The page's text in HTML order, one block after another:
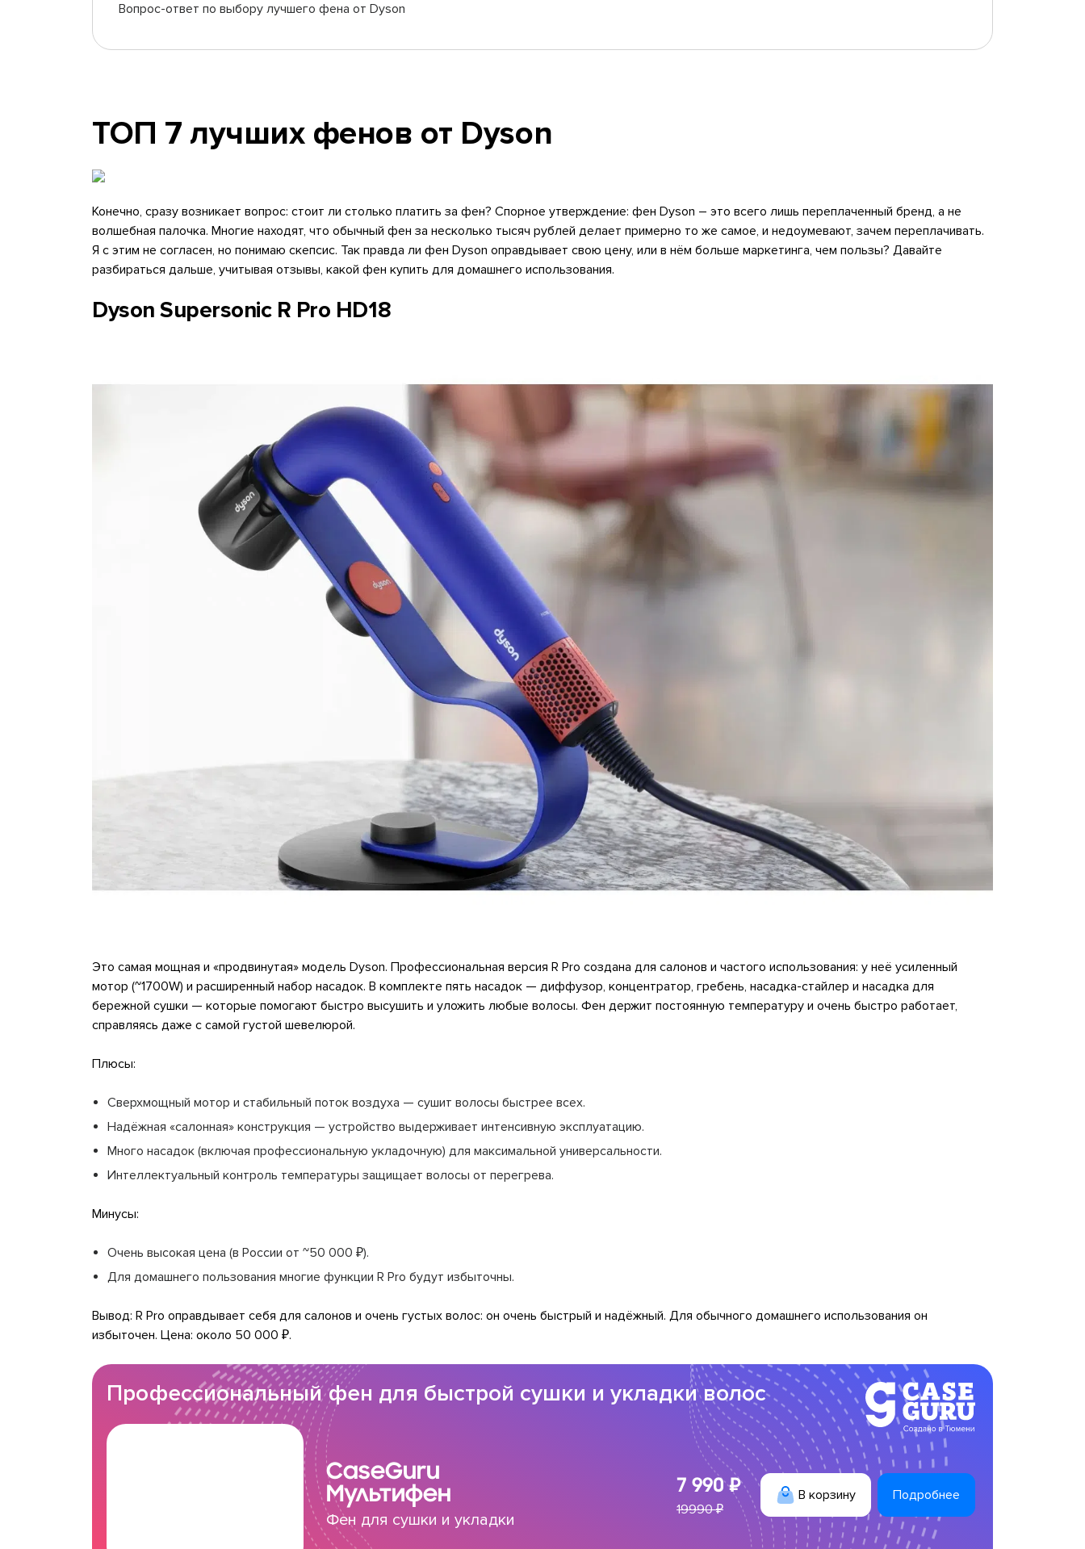
Вопрос-ответ по выбору лучшего фена от Dyson
ТОП 7 лучших фенов от Dyson
Конечно, сразу возникает вопрос: стоит ли столько платить за фен? Спорное утверждение: фен Dyson – это всего лишь переплаченный бренд, а не
волшебная палочка. Многие находят, что обычный фен за несколько тысяч рублей делает примерно то же самое, и недоумевают, зачем переплачивать.
Я с этим не согласен, но понимаю скепсис. Так правда ли фен Dyson оправдывает свою цену, или в нём больше маркетинга, чем пользы? Давайте
разбираться дальше, учитывая отзывы, какой фен купить для домашнего использования.
Dyson Supersonic R Pro HD18
Это самая мощная и «продвинутая» модель Dyson. Профессиональная версия R Pro создана для салонов и частого использования: у неё усиленный
мотор (~1700W) и расширенный набор насадок. В комплекте пять насадок — диффузор, концентратор, гребень, насадка-стайлер и насадка для
бережной сушки — которые помогают быстро высушить и уложить любые волосы. Фен держит постоянную температуру и очень быстро работает,
справляясь даже с самой густой шевелюрой.
Плюсы:
Сверхмощный мотор и стабильный поток воздуха — сушит волосы быстрее всех.
Надёжная «салонная» конструкция — устройство выдерживает интенсивную эксплуатацию.
Много насадок (включая профессиональную укладочную) для максимальной универсальности.
Интеллектуальный контроль температуры защищает волосы от перегрева.
Минусы:
Очень высокая цена (в России от ~50 000 ₽).
Для домашнего пользования многие функции R Pro будут избыточны.
Вывод: R Pro оправдывает себя для салонов и очень густых волос: он очень быстрый и надёжный. Для обычного домашнего использования он
избыточен. Цена: около 50 000 ₽.
Профессиональный фен для быстрой сушки и укладки волос
CaseGuru
Мультифен
Фен для сушки и укладки
19990 ₽
7 990 ₽ В корзину Подробнее